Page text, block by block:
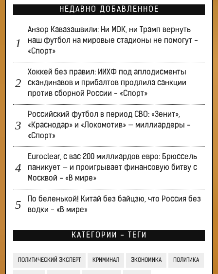
НЕДАВНО ДОБАВЛЕННОЕ
Анзор Кавазашвили: Ни МОК, ни Трамп вернуть
наш футбол на мировые стадионы не помогут -
«Спорт»
Хоккей без правил: ИИХФ под аплодисменты
скандинавов и прибалтов продлила санкции
против сборной России - «Спорт»
Российский футбол в период СВО: «Зенит»,
«Краснодар» и «Локомотив» — миллиардеры -
«Спорт»
Euroclear, с вас 200 миллиардов евро: Брюссель
паникует — и проигрывает финансовую битву с
Москвой - «В мире»
По беленькой! Китай без байцзю, что Россия без
водки - «В мире»
КАТЕГОРИИ - ТЕГИ
ПОЛИТИЧЕСКИЙ ЭКСПЕРТ КРИМИНАЛ ЭКОНОМИКА ПОЛИТИКА